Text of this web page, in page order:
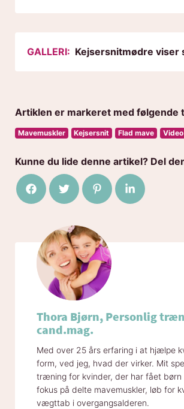
GALLERI: Kejsersnitmødre viser
Artiklen er markeret med følgende
Mavemuskler Kejsersnit Flad mave Video
Kunne du lide denne artikel? Del
Del på Facebook
Del på TwitterDel på Pinterest
Del på
Thora Bjørn, Personlig
cand.mag.
Med over 25 års erfaring i at hjælpe
form, ved jeg, hvad der virker. Mit
træning for kvinder, der har fået
fokus på delte mavemuskler, løb for
vægttab i overgangsalderen.